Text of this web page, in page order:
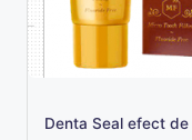
Denta Seal efect